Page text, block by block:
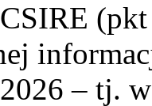
– tj.